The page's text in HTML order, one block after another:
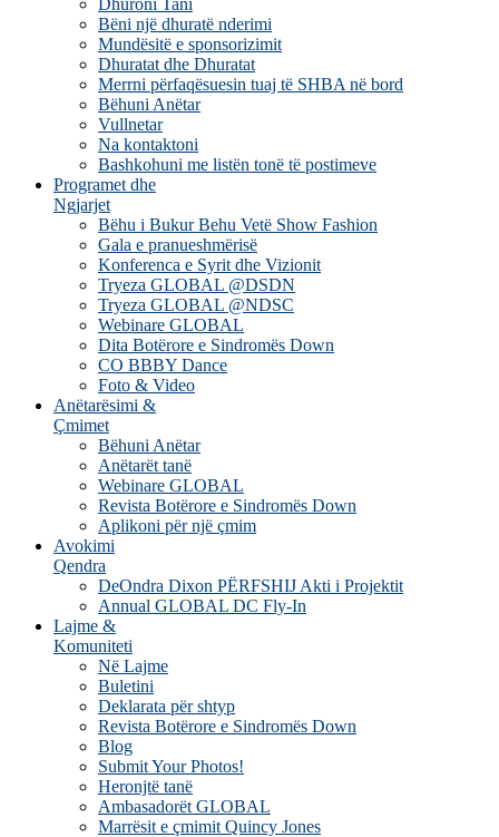
Dhuroni Tani
Bëni një dhuratë nderimi
Mundësitë e sponsorizimit
Dhuratat dhe Dhuratat
Merrni përfaqësuesin tuaj të SHBA në bord
Bëhuni Anëtar
Vullnetar
Na kontaktoni
Bashkohuni me listën tonë të postimeve
Programet dhe
Ngjarjet
Bëhu i Bukur Behu Vetë Show Fashion
Gala e pranueshmërisë
Konferenca e Syrit dhe Vizionit
Tryeza GLOBAL @DSDN
Tryeza GLOBAL @NDSC
Webinare GLOBAL
Dita Botërore e Sindromës Down
CO BBBY Dance
Foto & Video
Anëtarësimi &
Çmimet
Bëhuni Anëtar
Anëtarët tanë
Webinare GLOBAL
Revista Botërore e Sindromës Down
Aplikoni për një çmim
Avokimi
Qendra
DeOndra Dixon PËRFSHIJ Akti i Projektit
Annual GLOBAL DC Fly-In
Lajme &
Komuniteti
Në Lajme
Buletini
Deklarata për shtyp
Revista Botërore e Sindromës Down
Blog
Submit Your Photos!
Heronjtë tanë
Ambasadorët GLOBAL
Marrësit e çmimit Quincy Jones